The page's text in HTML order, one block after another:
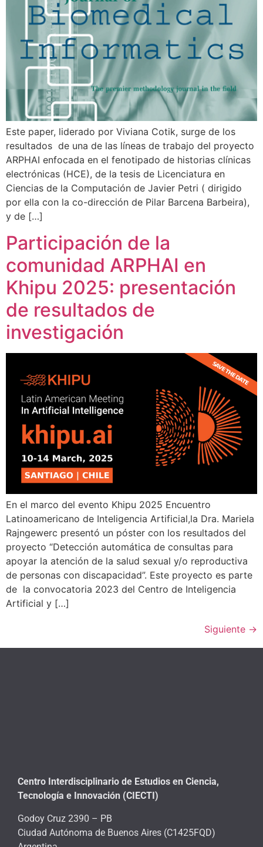
Este paper, liderado por Viviana Cotik, surge de los
resultados de una de las líneas de trabajo del proyecto
ARPHAI enfocada en el fenotipado de historias clínicas
electrónicas (HCE), de la tesis de Licenciatura en
Ciencias de la Computación de Javier Petri ( dirigido
por ella con la co-dirección de Pilar Barcena Barbeira),
y de […]
Participación de la
comunidad ARPHAI en
Khipu 2025: presentación
de resultados de
investigación
En el marco del evento Khipu 2025 Encuentro
Latinoamericano de Inteligencia Artificial,la Dra. Mariela
Rajngewerc presentó un póster con los resultados del
proyecto “Detección automática de consultas para
apoyar la atención de la salud sexual y/o reproductiva
de personas con discapacidad”. Este proyecto es parte
de la convocatoria 2023 del Centro de Inteligencia
Artificial y […]
Siguiente →
Centro Interdisciplinario de Estudios en Ciencia,
Tecnología e Innovación (CIECTI)
Godoy Cruz 2390 – PB
Ciudad Autónoma de Buenos Aires (C1425FQD)